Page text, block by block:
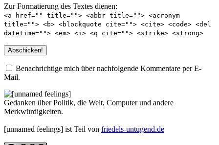
Zur Formatierung des Textes dienen:
<a href="" title=""> <abbr title=""> <acronym
title=""> <b> <blockquote cite=""> <cite> <code> <del
datetime=""> <em> <i> <q cite=""> <strike> <strong>
Benachrichtige mich über nachfolgende Kommentare per E-
Mail.
Gedanken über Politik, die Welt, Computer und andere
Merkwürdigkeiten.
[unnamed feelings] ist Teil von friedels-untugend.de